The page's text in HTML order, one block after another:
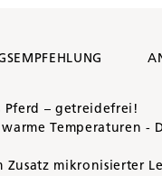
Pferd – getreidefrei!
Temperaturen -
mikronisierter